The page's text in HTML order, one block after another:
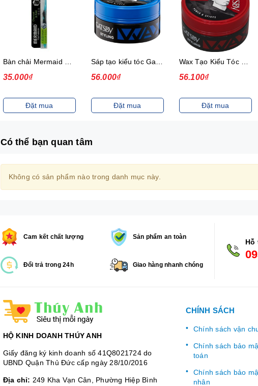
35.000₫
Đặt mua
56.000₫
Đặt mua
56.100₫
Đặt mua
Có thể bạn quan tâm
Không có sản phẩm nào trong danh mục này.
Cam kết chất lượng Sản phẩm an toàn
Đổi trả trong 24h Giao hàng nhanh chóng
Hỗ
HỘ KINH DOANH THÚY ANH
Giấy đăng ký kinh doanh số 41Q8021724 do
UBND Quận Thủ Đức cấp ngày 28/10/2016
Địa chỉ: 249 Kha Vạn Cân, Phường Hiệp Bình
CHÍNH SÁCH
Chính sách vận
Chính sách bảo
toán
Chính sách bảo
nhân